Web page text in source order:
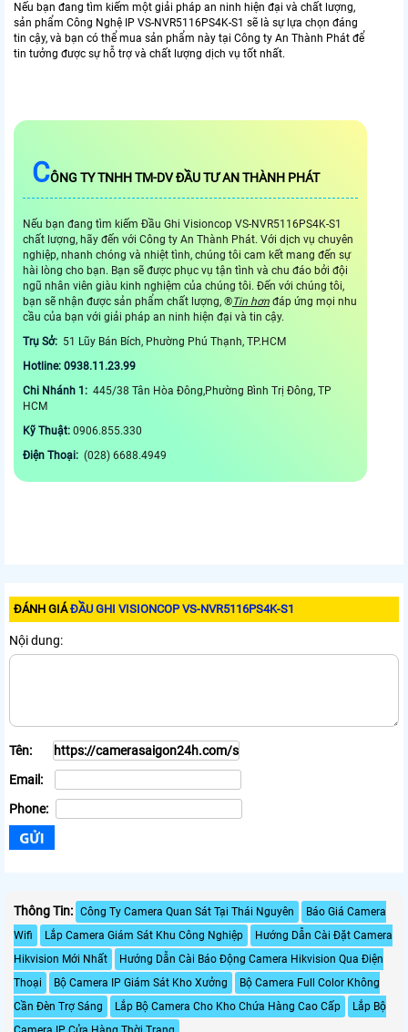
Nếu bạn đang tìm kiếm một giải pháp an ninh hiện đại và chất lượng,
sản phẩm Công Nghệ IP VS-NVR5116PS4K-S1 sẽ là sự lựa chọn đáng
tin cậy, và bạn có thể mua sản phẩm này tại Công ty An Thành Phát để
tin tưởng được sự hỗ trợ và chất lượng dịch vụ tốt nhất.
CÔNG TY TNHH TM-DV ĐẦU TƯ AN THÀNH PHÁT
Nếu bạn đang tìm kiếm Đầu Ghi Visioncop VS-NVR5116PS4K-S1
chất lượng, hãy đến với Công ty An Thành Phát. Với dịch vụ chuyên
nghiệp, nhanh chóng và nhiệt tình, chúng tôi cam kết mang đến sự
hài lòng cho bạn. Bạn sẽ được phục vụ tận tình và chu đáo bởi đội
ngũ nhân viên giàu kinh nghiệm của chúng tôi. Đến với chúng tôi,
bạn sẽ nhận được sản phẩm chất lượng, ®️Tin hơn đáp ứng mọi nhu
cầu của bạn với giải pháp an ninh hiện đại và tin cậy.
Trụ Sở: 51 Lũy Bán Bích, Phường Phú Thạnh, TP.HCM
Hotline: 0938.11.23.99
Chi Nhánh 1: 445/38 Tân Hòa Đông,Phường Bình Trị Đông, TP
HCM
Kỹ Thuật: 0906.855.330
Điện Thoại: (028) 6688.4949
ĐÁNH GIÁĐẦU GHI VISIONCOP VS-NVR5116PS4K-S1
Nội dung:
Tên:
Email:
Phone:
Thông Tin: Công Ty Camera Quan Sát Tại Thái Nguyên
Báo Giá Camera
Wifi
Lắp Camera Giám Sát Khu Công Nghiệp
Hướng Dẫn Cài Đặt Camera
Hikvision Mới Nhất
Hướng Dẫn Cài Báo Động Camera Hikvision Qua Điện
Thoại
Bộ Camera IP Giám Sát Kho Xưởng
Bộ Camera Full Color Không
Cần Đèn Trợ Sáng
Lắp Bộ Camera Cho Kho Chứa Hàng Cao Cấp
Lắp Bộ